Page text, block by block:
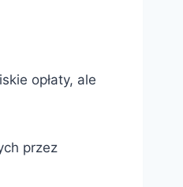
opłaty, ale
przez